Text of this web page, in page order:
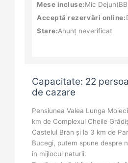
Mese incluse:Mic
Acceptă rezervări online:
Stare:Anunț neverificat
Capacitate: 22
de cazare
Pensiunea Valea Lunga
km de Complexul Cheile
Castelul Bran și la 3 km de
Bucegi, putem spune despre
în mijlocul naturii.